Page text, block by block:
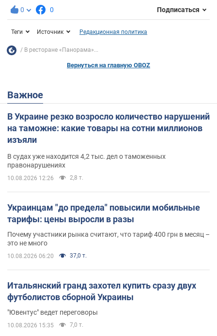
0 0 Подписаться
Теги Источник Редакционная политика
В ресторане «Панорама»...
Вернуться на главную OBOZ
Важное
В Украине резко возросло количество нарушений
на таможне: какие товары на сотни миллионов
изъяли
В судах уже находится 4,2 тыс. дел о таможенных
правонарушениях
10.08.2026 12:26 2,8 т.
Украинцам "до предела" повысили мобильные
тарифы: цены выросли в разы
Почему участники рынка считают, что тариф 400 грн в месяц –
это не много
10.08.2026 06:20 37,0 т.
Итальянский гранд захотел купить сразу двух
футболистов сборной Украины
"Ювентус" ведет переговоры
10.08.2026 15:35 7,0 т.